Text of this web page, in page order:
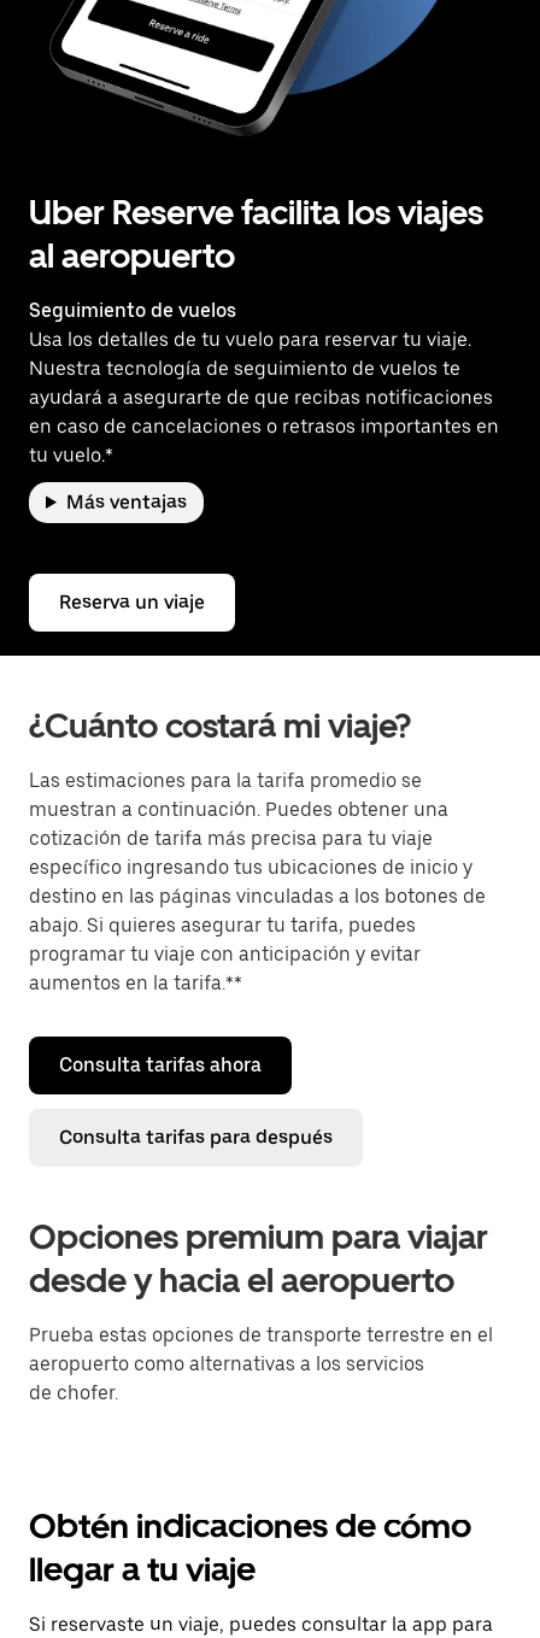
Uber Reserve facilita los viajes
al aeropuerto
Seguimiento de vuelos
Usa los detalles de tu vuelo para reservar tu viaje.
Nuestra tecnología de seguimiento de vuelos te
ayudará a asegurarte de que recibas notificaciones
en caso de cancelaciones o retrasos importantes en
tu vuelo.*
Más ventajas
Reserva un viaje
¿Cuánto costará mi viaje?
Las estimaciones para la tarifa promedio se
muestran a continuación. Puedes obtener una
cotización de tarifa más precisa para tu viaje
específico ingresando tus ubicaciones de inicio y
destino en las páginas vinculadas a los botones de
abajo. Si quieres asegurar tu tarifa, puedes
programar tu viaje con anticipación y evitar
aumentos en la tarifa.**
Consulta tarifas ahora
Consulta tarifas para después
Opciones premium para viajar
desde y hacia el aeropuerto
Prueba estas opciones de transporte terrestre en el
aeropuerto como alternativas a los servicios
de chofer.
Obtén indicaciones de cómo
llegar a tu viaje
Si reservaste un viaje, puedes consultar la app para